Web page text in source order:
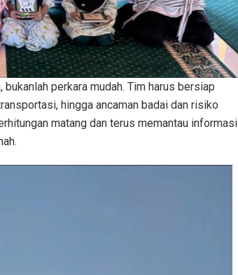
perkara mudah. Tim harus bersiap
hingga ancaman badai dan risiko
matang dan terus memantau informasi